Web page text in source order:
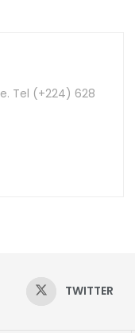
Tel (+224) 628
TWITTER